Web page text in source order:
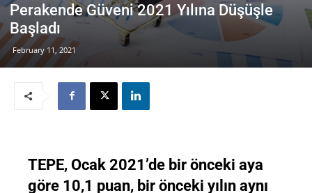
Perakende Güveni 2021 Yılına Düşüşle
Başladı
February 11, 2021
TEPE, Ocak 2021’de bir önceki aya
göre 10,1 puan, bir önceki yılın aynı